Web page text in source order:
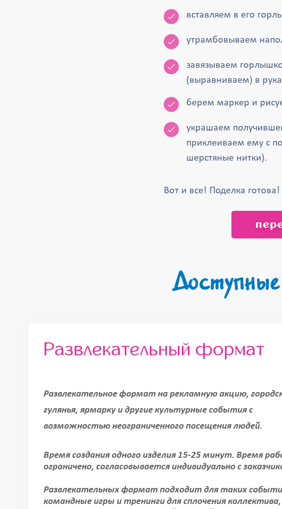
вставляем в его
утрамбовываем
завязываем
(выравниваем) в
берем маркер и
украшаем
приклеиваем ему с
шерстяные нитки).
Вот и все! Поделка готова!
Развлекательный формат
Развлекательное формат на рекламную акцию,
гулянья, ярмарку и другие культурные события с
возможностью неограниченного посещения людей.
Время создания одного изделия 15-25 минут. Время
ограничено, согласовывается индивидуально с
Развлекательных формат подходит для таких
командные игры и тренинги для сплочения коллектива,